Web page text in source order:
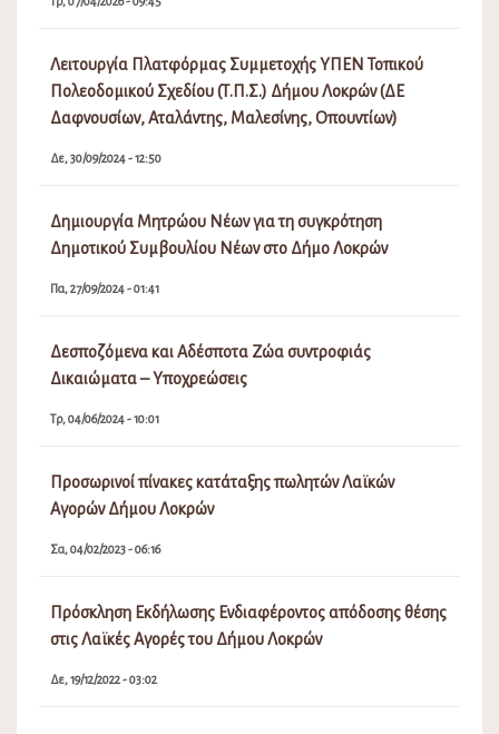
Λειτουργία Πλατφόρμας Συμμετοχής ΥΠΕΝ Τοπικού
Πολεοδομικού Σχεδίου (Τ.Π.Σ.) Δήμου Λοκρών (ΔΕ
Δαφνουσίων, Αταλάντης, Μαλεσίνης, Οπουντίων)
Δε, 30/09/2024 - 12:50
Δημιουργία Μητρώου Νέων για τη συγκρότηση
Δημοτικού Συμβουλίου Νέων στο Δήμο Λοκρών
Πα, 27/09/2024 - 01:41
Δεσποζόμενα και Αδέσποτα Ζώα συντροφιάς
Δικαιώματα – Υποχρεώσεις
Τρ, 04/06/2024 - 10:01
Προσωρινοί πίνακες κατάταξης πωλητών Λαϊκών
Αγορών Δήμου Λοκρών
Σα, 04/02/2023 - 06:16
Πρόσκληση Εκδήλωσης Ενδιαφέροντος απόδοσης θέσης
στις Λαϊκές Αγορές του Δήμου Λοκρών
Δε, 19/12/2022 - 03:02